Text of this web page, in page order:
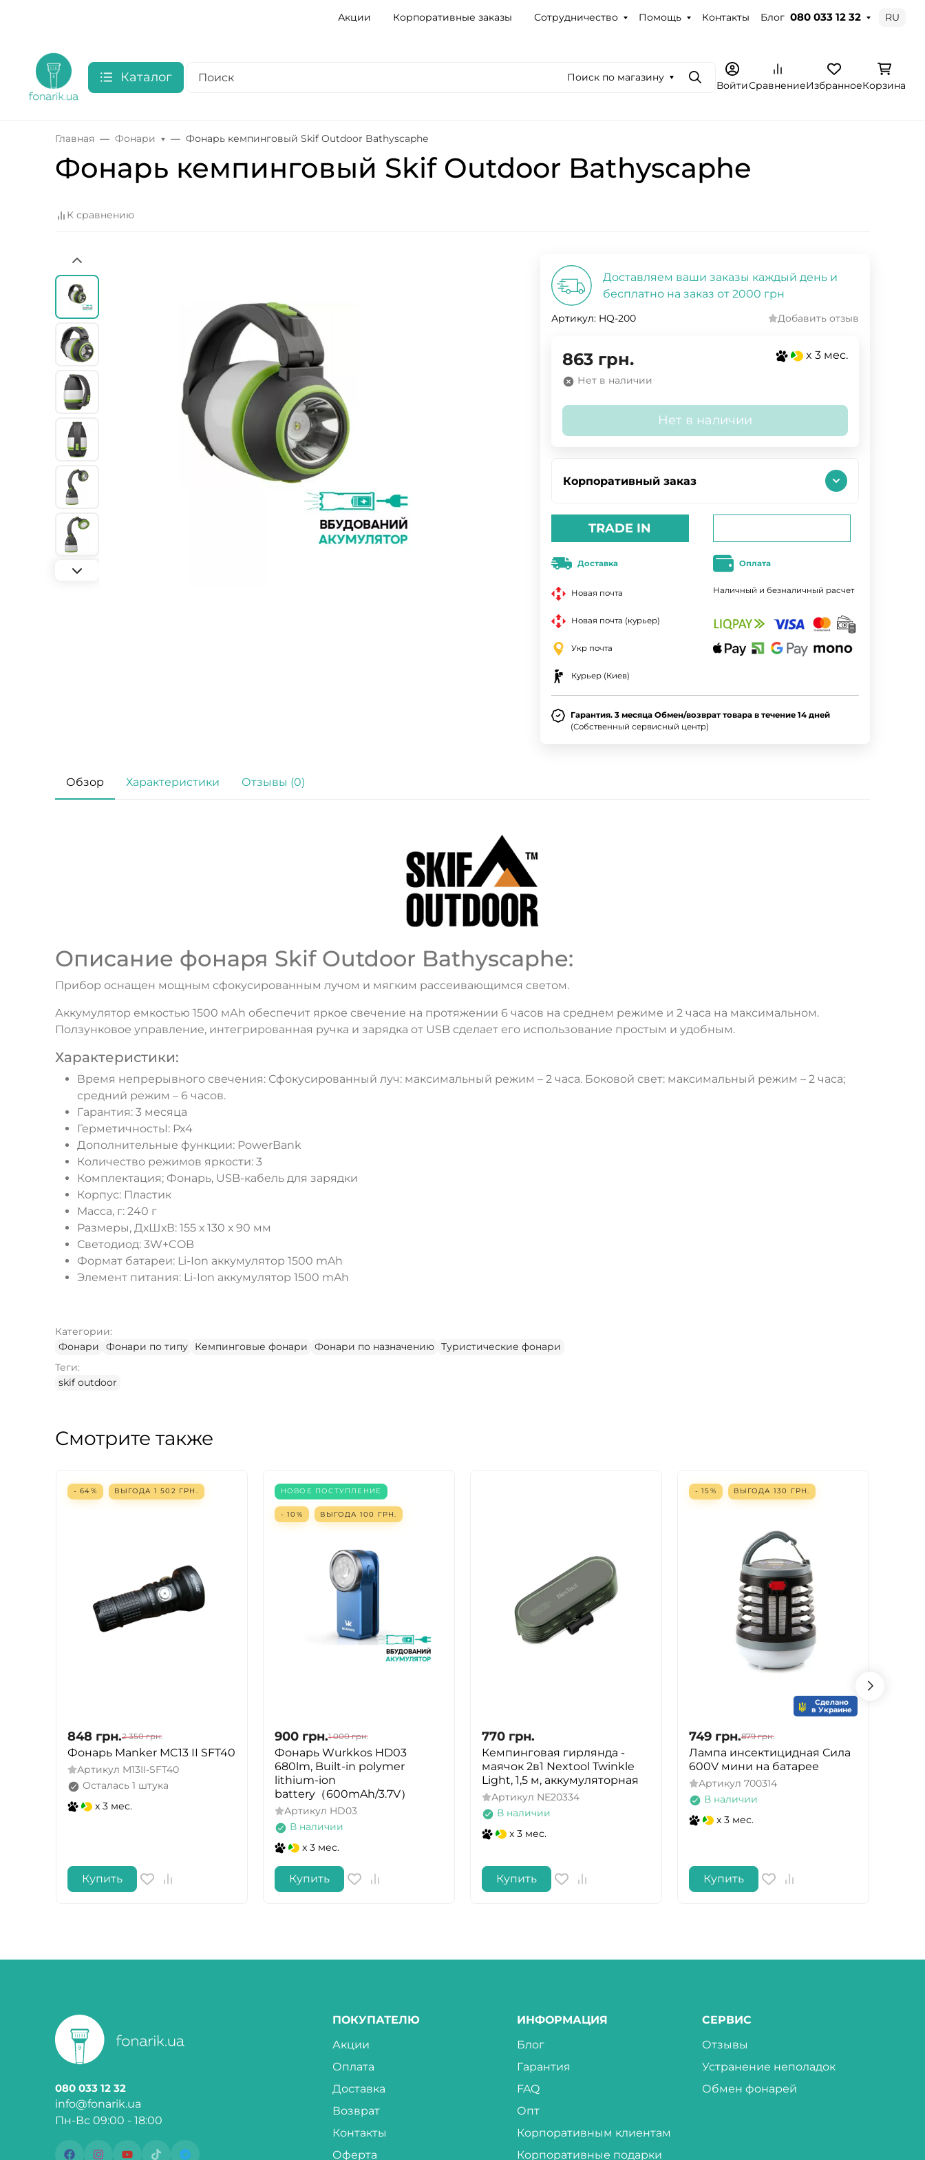
Акции Корпоративные заказы Сотрудничество Помощь Контакты Блог 080 033 12 32 RU
Каталог Поиск по магазину
ПоискВойтиСравнениеИзбранноеКорзина
Главная Фонари Фонарь кемпинговый Skif Outdoor Bathyscaphe
Фонарь кемпинговый Skif Outdoor Bathyscaphe
К сравнению
Доставляем ваши заказы каждый день и
бесплатно на заказ от 2000 грн
Артикул: HQ-200 Добавить отзыв
863 грн. x 3 мес.
Нет в наличии
Нет в наличии
Корпоративный заказ
TRADE IN
Доставка
Новая почта
Новая почта (курьер)
Укр почта
Курьер (Киев)
Оплата
Наличный и безналичный расчет
Гарантия. 3 месяца Обмен/возврат товара в течение 14 дней
(Собственный сервисный центр)
Обзор Характеристики Отзывы (0)
Описание фонаря Skif Outdoor Bathyscaphe:
Прибор оснащен мощным сфокусированным лучом и мягким рассеивающимся светом.
Аккумулятор емкостью 1500 мАh обеспечит яркое свечение на протяжении 6 часов на среднем режиме и 2 часа на максимальном.
Ползунковое управление, интегрированная ручка и зарядка от USB сделает его использование простым и удобным.
Характеристики:
Время непрерывного свечения: Сфокусированный луч: максимальный режим – 2 часа. Боковой свет: максимальный режим – 2 часа;
средний режим – 6 часов.
Гарантия: 3 месяца
ГерметичностьI: Px4
Дополнительные функции: PowerBank
Количество режимов яркости: 3
Комплектация; Фонарь, USB-кабель для зарядки
Корпус: Пластик
Масса, г: 240 г
Размеры, ДхШхВ: 155 х 130 х 90 мм
Светодиод: 3W+COB
Формат батареи: Li-Ion аккумулятор 1500 mAh
Элемент питания: Li-Ion аккумулятор 1500 mAh
Категории:
Фонари
Фонари по типу Кемпинговые фонари Фонари по назначению Туристические фонари
Теги:
skif outdoor
Смотрите также
- 64% ВЫГОДА 1 502 ГРН.
848 грн.2 350 грн.
Фонарь Manker MC13 II SFT40
Артикул M13II-SFT40
Осталась 1 штука
x 3 мес.
Купить
НОВОЕ ПОСТУПЛЕНИЕ
- 10% ВЫГОДА 100 ГРН.
900 грн.1 000 грн.
Фонарь Wurkkos HD03
680lm, Built-in polymer
lithium-ion
battery（600mAh/3.7V）
Артикул HD03
В наличии
x 3 мес.
Купить
770 грн.
Кемпинговая гирлянда -
маячок 2в1 Nextool Twinkle
Light, 1,5 м, аккумуляторная
Артикул NE20334
В наличии
x 3 мес.
Купить
- 15% ВЫГОДА 130 ГРН.
Сделано
в Украине
749 грн.879 грн.
Лампа инсектицидная Сила
600V мини на батарее
Артикул 700314
В наличии
x 3 мес.
Купить
080 033 12 32
info@fonarik.ua
Пн-Вс 09:00 - 18:00
ПОКУПАТЕЛЮ
Акции
Оплата
Доставка
Возврат
Контакты
Оферта
ИНФОРМАЦИЯ
Блог
Гарантия
FAQ
Опт
Корпоративным клиентам
Корпоративные подарки
СЕРВИС
Отзывы
Устранение неполадок
Обмен фонарей